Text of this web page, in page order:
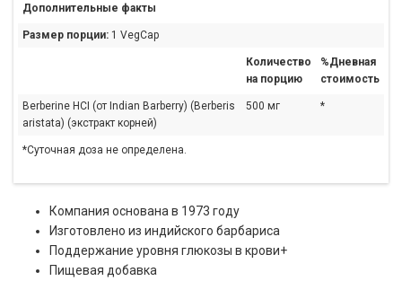
Дополнительные факты
Размер порции: 1 VegCap
Количество
на порцию
%Дневная
стоимость
Berberine HCI (от Indian Barberry) (Berberis
aristata) (экстракт корней)
500 мг *
*Суточная доза не определена.
Компания основана в 1973 году
Изготовлено из индийского барбариса
Поддержание уровня глюкозы в крови+
Пищевая добавка